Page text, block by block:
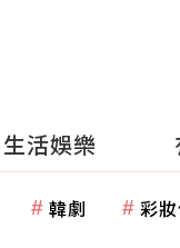
生活娛樂
韓劇 彩